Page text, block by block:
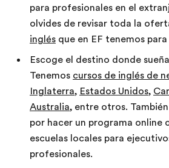
para profesionales en el
olvides de revisar toda la
inglés que en EF tenemos
Escoge el destino donde
Tenemos cursos de inglés de
Inglaterra, Estados Unidos,
Australia, entre otros.
por hacer un programa online
escuelas locales para
profesionales.